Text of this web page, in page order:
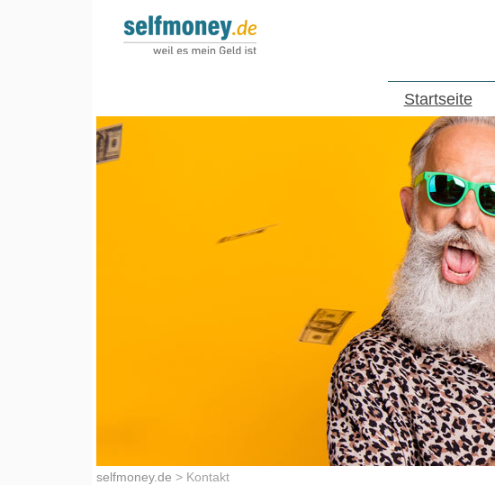
Startseite
selfmoney.de > Kontakt